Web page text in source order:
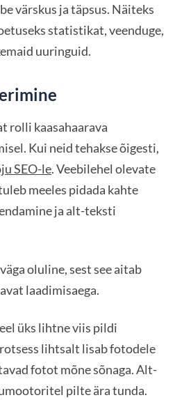
värskus ja täpsus. Näiteks
statistikat, veenduge,
uuringuid.
rolli kaasahaarava
Kui neid tehakse õigesti,
SEO-le. Veebilehel olevate
meeles pidada kahte
ja alt-teksti
oluline, sest see aitab
laadimisaega.
üks lihtne viis pildi
lihtsalt lisab fotodele
fotot mõne sõnaga. Alt-
pilte ära tunda.